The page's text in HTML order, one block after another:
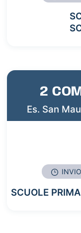
2
Es. San
SCUOLE